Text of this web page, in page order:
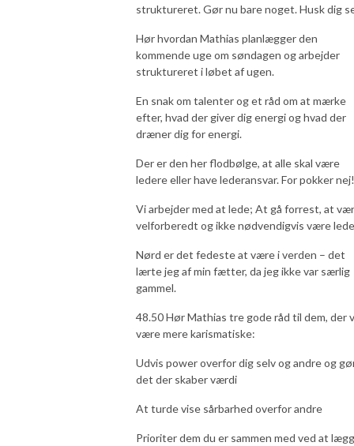
struktureret. Gør nu bare noget. Husk dig
Hør hvordan Mathias planlægger den
kommende uge om søndagen og arbejder
struktureret i løbet af ugen.
En snak om talenter og et råd om at mærke
efter, hvad der giver dig energi og hvad der
dræner dig for energi.
Der er den her flodbølge, at alle skal være
ledere eller have lederansvar. For pokker nej!
Vi arbejder med at lede; At gå forrest, at
velforberedt og ikke nødvendigvis være
Nørd er det fedeste at være i verden – det
lærte jeg af min fætter, da jeg ikke var særlig
gammel.
48.50 Hør Mathias tre gode råd til dem, der
være mere karismatiske:
Udvis power overfor dig selv og andre og
det der skaber værdi
At turde vise sårbarhed overfor andre
Prioriter dem du er sammen med ved at